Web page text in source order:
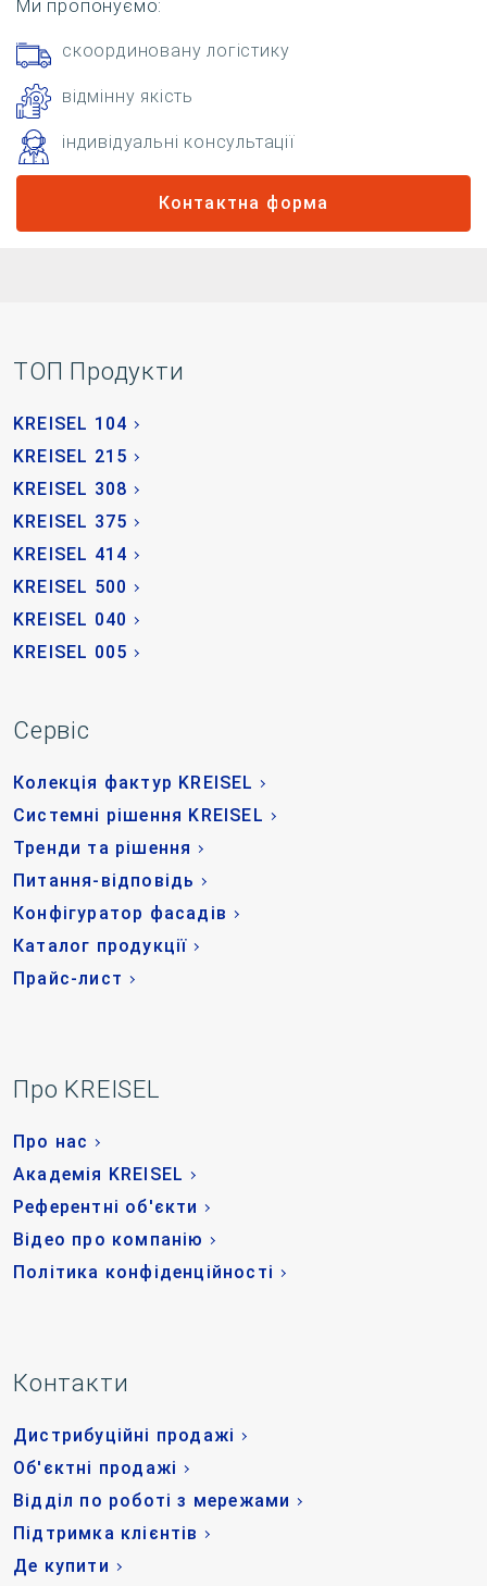
Ми пропонуємо:
скоординовану логістику
відмінну якість
індивідуальні консультації
Контактна форма
TOП Продукти
KREISEL 104
KREISEL 215
KREISEL 308
KREISEL 375
KREISEL 414
KREISEL 500
KREISEL 040
KREISEL 005
Сервіс
Колекція фактур KREISEL
Системні рішення KREISEL
Тренди та рішення
Питання-відповідь
Конфігуратор фасадів
Каталог продукції
Прайс-лист
Про KREISEL
Про нас
Академія KREISEL
Референтні об'єкти
Відео про компанію
Політика конфіденційності
Контакти
Дистрибуційні продажі
Об'єктні продажі
Відділ по роботі з мережами
Підтримка клієнтів
Де купити